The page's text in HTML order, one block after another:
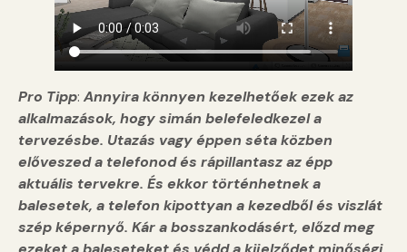
Pro Tipp: Annyira könnyen kezelhetőek ezek az
alkalmazások, hogy simán belefeledkezel a
tervezésbe. Utazás vagy éppen séta közben
előveszed a telefonod és rápillantasz az épp
aktuális tervekre. És ekkor történhetnek a
balesetek, a telefon kipottyan a kezedből és viszlát
szép képernyő. Kár a bosszankodásért, előzd meg